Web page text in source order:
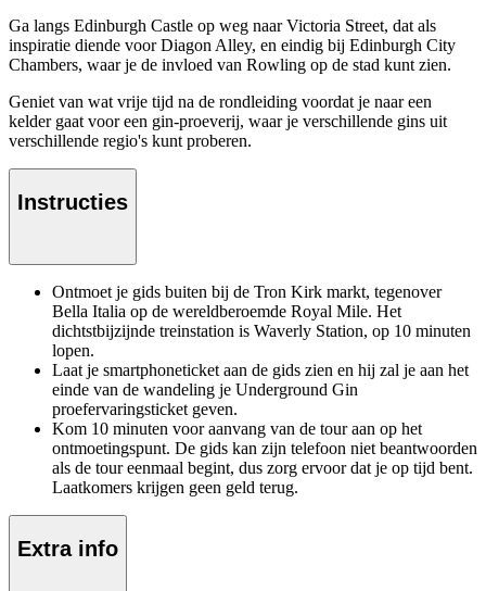
Ga langs Edinburgh Castle op weg naar Victoria Street, dat als
inspiratie diende voor Diagon Alley, en eindig bij Edinburgh City
Chambers, waar je de invloed van Rowling op de stad kunt zien.
Geniet van wat vrije tijd na de rondleiding voordat je naar een
kelder gaat voor een gin-proeverij, waar je verschillende gins uit
verschillende regio's kunt proberen.
Instructies
Ontmoet je gids buiten bij de Tron Kirk markt, tegenover
Bella Italia op de wereldberoemde Royal Mile. Het
dichtstbijzijnde treinstation is Waverly Station, op 10 minuten
lopen.
Laat je smartphoneticket aan de gids zien en hij zal je aan het
einde van de wandeling je Underground Gin
proefervaringsticket geven.
Kom 10 minuten voor aanvang van de tour aan op het
ontmoetingspunt. De gids kan zijn telefoon niet beantwoorden
als de tour eenmaal begint, dus zorg ervoor dat je op tijd bent.
Laatkomers krijgen geen geld terug.
Extra info